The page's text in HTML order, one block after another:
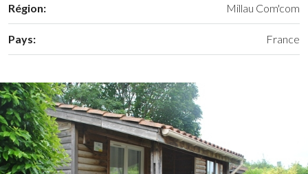
Région: Millau Com'com
Pays: France